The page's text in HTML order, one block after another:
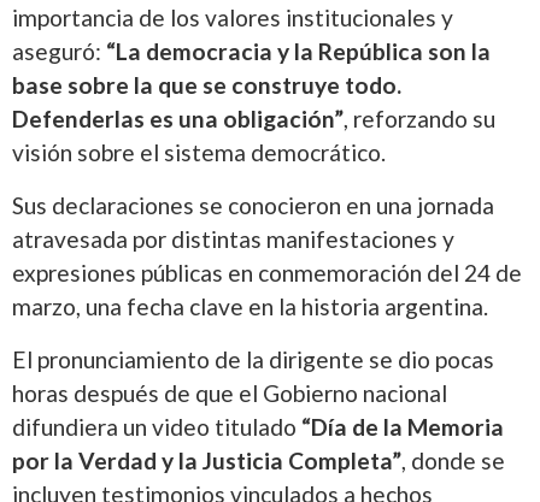
importancia de los valores institucionales y
aseguró: “La democracia y la República son la
base sobre la que se construye todo.
Defenderlas es una obligación”, reforzando su
visión sobre el sistema democrático.
Sus declaraciones se conocieron en una jornada
atravesada por distintas manifestaciones y
expresiones públicas en conmemoración del 24 de
marzo, una fecha clave en la historia argentina.
El pronunciamiento de la dirigente se dio pocas
horas después de que el Gobierno nacional
difundiera un video titulado “Día de la Memoria
por la Verdad y la Justicia Completa”, donde se
incluyen testimonios vinculados a hechos